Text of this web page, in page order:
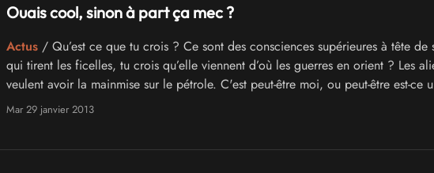
Ouais cool, sinon à part ça mec ?
Actus/ Qu’est ce que tu crois ? Ce sont des consciences supérieures à tête de
qui tirent les ficelles, tu crois qu’elle viennent d’où les guerres en orient ? Les
veulent avoir la mainmise sur le pétrole. C'est peut-être moi, ou peut-être est-ce
algorithme gouvernemental qui te pompe le cerveau...
Mar 29 janvier 2013